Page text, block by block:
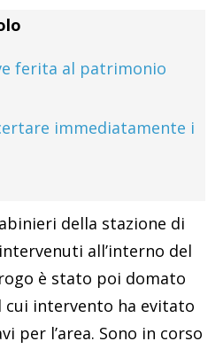
ferita al patrimonio
immediatamente i
della stazione di
all’interno del
è stato poi domato
cui intervento ha evitato
per l’area. Sono in corso